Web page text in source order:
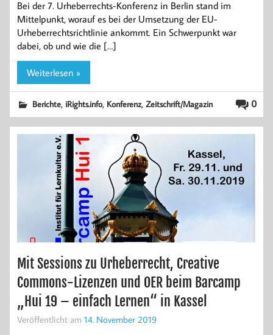
Bei der 7. Urheberrechts-Konferenz in Berlin stand im
Mittelpunkt, worauf es bei der Umsetzung der EU-
Urheberrechtsrichtlinie ankommt. Ein Schwerpunkt war
dabei, ob und wie die […]
Weiterlesen »
0
Berichte, iRights.info, Konferenz,Zeitschrift/Magazin
Mit Sessions zu Urheberrecht, Creative
Commons-Lizenzen und OER beim Barcamp
„Hui 19 – einfach Lernen“ in Kassel
Veröffentlicht am 14. November 2019